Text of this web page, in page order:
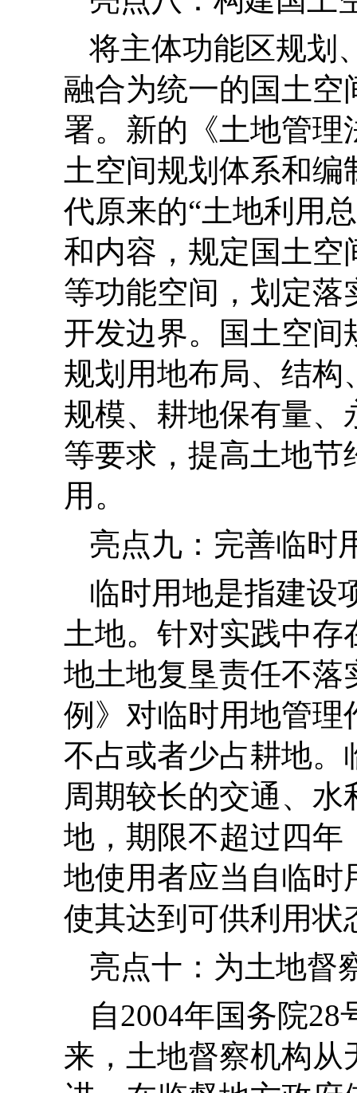
将主体功能区规划
融合为统一的国土
署。新的《土地管
土空间规划体系和编
代原来的“土地利用
和内容，规定国土空
等功能空间，划定
开发边界。国土空
规划用地布局、结
规模、耕地保有量
等要求，提高土地
用。
亮点九：完善临时
临时用地是指建设
土地。针对实践中
地土地复垦责任不落
例》对临时用地管理
不占或者少占耕地。
周期较长的交通、
地，期限不超过四年
地使用者应当自临时
使其达到可供利用状
亮点十：为土地督
自2004年国务院
来，土地督察机构